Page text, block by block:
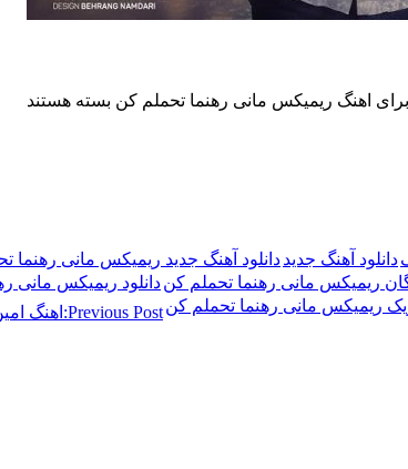
برای اهنگ ریمیکس مانی رهنما تحملم کن بسته هستند
دانلود آهنگ جدیددانلود آهنگ جدید ریمیکس مانی رهنما
ریمیکس مانی رهنما تحملم کندانلود ریمیکس مانی
ریمیکس مانی رهنما تحملم کنPrevious Post: اهنگ